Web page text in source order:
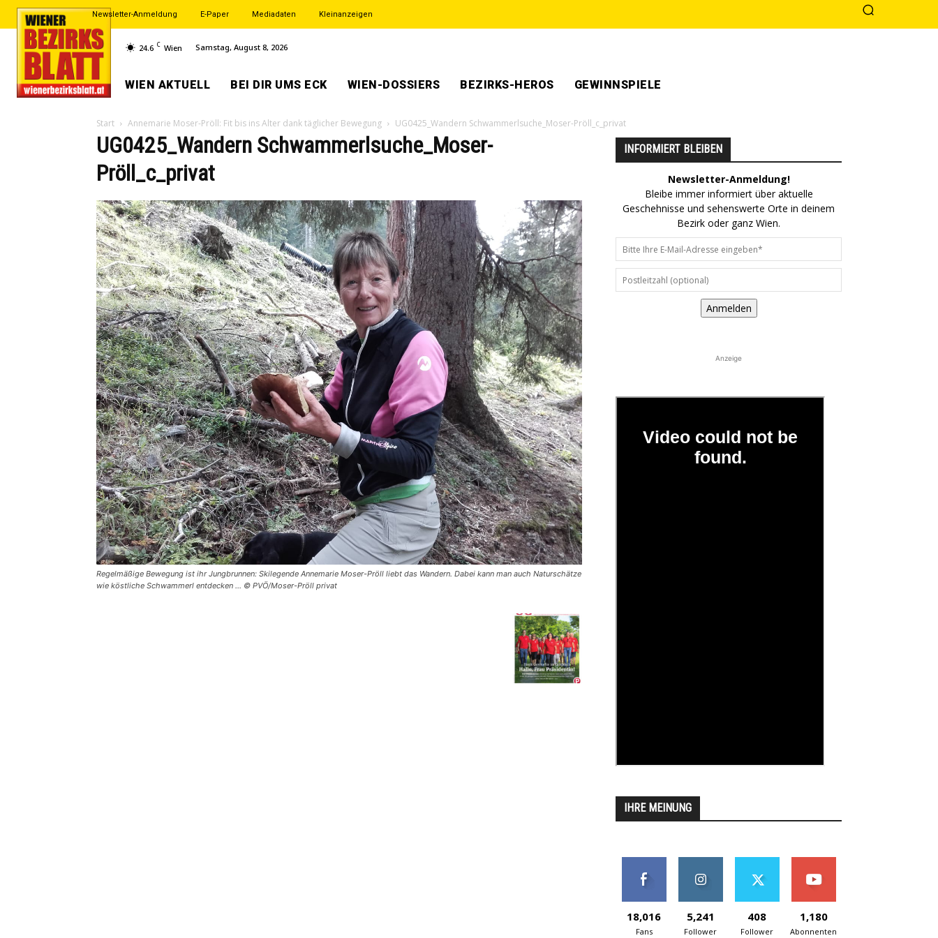
Newsletter-Anmeldung E-Paper Mediadaten Kleinanzeigen
24.6 C Wien Samstag, August 8, 2026
WIEN AKTUELL BEI DIR UMS ECK WIEN-DOSSIERS BEZIRKS-HEROS GEWINNSPIELE
Start Annemarie Moser-Pröll: Fit bis ins Alter dank täglicher Bewegung UG0425_Wandern Schwammerlsuche_Moser-Pröll_c_privat
UG0425_Wandern Schwammerlsuche_Moser-
Pröll_c_privat
Regelmäßige Bewegung ist ihr Jungbrunnen: Skilegende Annemarie Moser-Pröll liebt das Wandern. Dabei kann man auch Naturschätze
wie köstliche Schwammerl entdecken … © PVÖ/Moser-Pröll privat
INFORMIERT BLEIBEN
Newsletter-Anmeldung!
Bleibe immer informiert über aktuelle
Geschehnisse und sehenswerte Orte in deinem
Bezirk oder ganz Wien.
Anmelden
Anzeige
IHRE MEINUNG
18,016
Fans
5,241
Follower
408
Follower
1,180
Abonnenten